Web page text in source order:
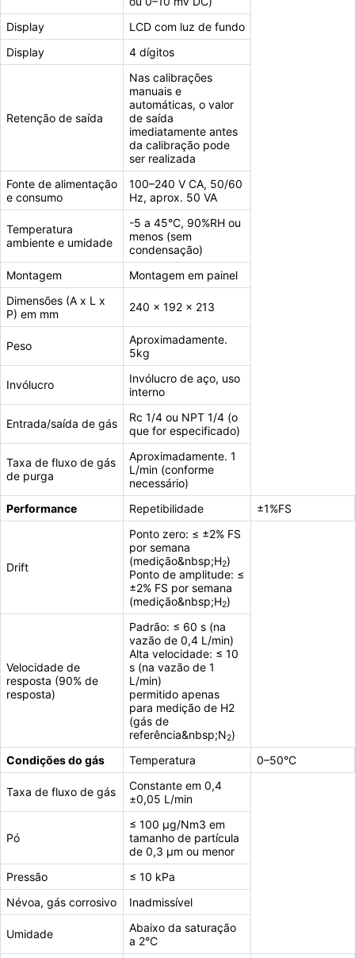
Display
LCD com luz de fundo
Display
4 dígitos
Retenção de saída
Nas calibrações
manuais e
automáticas, o valor
de saída
imediatamente antes
da calibração pode
ser realizada
Fonte de alimentação
e consumo
100–240 V CA, 50/60
Hz, aprox. 50 VA
Temperatura
ambiente e umidade
-5 a 45°C, 90%RH ou
menos (sem
condensação)
Montagem
Montagem em painel
Dimensões (A x L x
P) em mm
240 × 192 × 213
Peso
Aproximadamente.
5kg
Invólucro
Invólucro de aço, uso
interno
Entrada/saída de gás
Rc 1/4 ou NPT 1/4 (o
que for especificado)
Taxa de fluxo de gás
de purga
Aproximadamente. 1
L/min (conforme
necessário)
Performance
Repetibilidade ±1%FS
Drift
Ponto zero: ≤ ±2% FS
por semana
(medição&nbsp;H2)
Ponto de amplitude: ≤
±2% FS por semana
(medição&nbsp;H2)
Velocidade de
resposta (90% de
resposta)
Padrão: ≤ 60 s (na
vazão de 0,4 L/min)
Alta velocidade: ≤ 10
s (na vazão de 1
L/min)
permitido apenas
para medição de H2
(gás de
referência&nbsp;N2)
Condições do gás
Temperatura 0–50°C
Taxa de fluxo de gás
Constante em 0,4
±0,05 L/min
Pó
≤ 100 μg/Nm3 em
tamanho de partícula
de 0,3 μm ou menor
Pressão
≤ 10 kPa
Névoa, gás corrosivo
Inadmissível
Umidade
Abaixo da saturação
a 2°C